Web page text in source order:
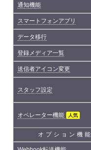
通知機能
スマートフォンアプリ
データ移行
登録メディア一覧
送信者アイコン変更
スタッフ設定
オペレーター機能 人気
オプション機能